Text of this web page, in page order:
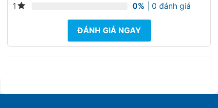
1
0% | 0 đánh giá
ĐÁNH GIÁ NGAY